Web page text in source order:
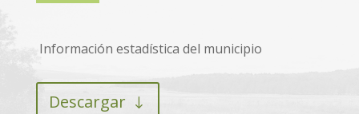
Información estadística del municipio
Descargar